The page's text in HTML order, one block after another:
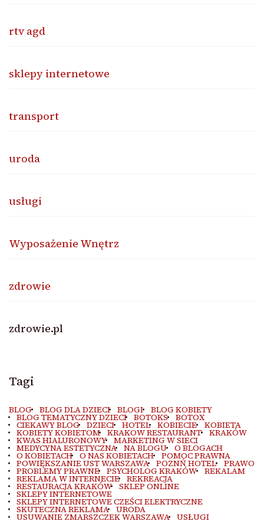
rtv agd
sklepy internetowe
transport
uroda
usługi
Wyposażenie Wnętrz
zdrowie
zdrowie.pl
Tagi
BLOG BLOG DLA DZIECI BLOGI BLOG KOBIETY
BLOG TEMATYCZNY DZIECI BOTOKS BOTOX
CIEKAWY BLOG DZIECI HOTEL KOBIECIE KOBIETA
KOBIETY KOBIETOM KRAKOW RESTAURANT KRAKÓW
KWAS HIALURONOWY MARKETING W SIECI
MEDYCYNA ESTETYCZNA NA BLOGU O BLOGACH
O KOBIETACH O NAS KOBIETACH POMOC PRAWNA
POWIĘKSZANIE UST WARSZAWA POZNŃ HOTEL PRAWO
PROBLEMY PRAWNE PSYCHOLOG KRAKÓW REKALAM
REKLAMA W INTERNECIE REKREACJA
RESTAURACJA KRAKÓW SKLEP ONLINE
SKLEPY INTERNETOWE
SKLEPY INTERNETOWE CZEŚCI ELEKTRYCZNE
SKUTECZNA REKLAMA URODA
USUWANIE ZMARSZCZEK WARSZAWA USŁUGI